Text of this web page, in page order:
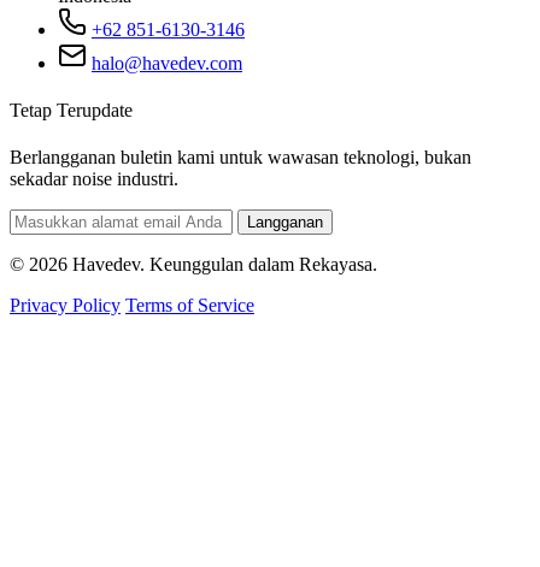
+62 851-6130-3146
halo@havedev.com
Tetap Terupdate
Berlangganan buletin kami untuk wawasan teknologi, bukan
sekadar noise industri.
Langganan
© 2026 Havedev. Keunggulan dalam Rekayasa.
Privacy Policy Terms of Service